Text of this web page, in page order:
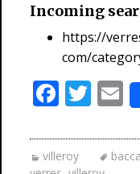
Incoming
https://
com/
F
ac
e
T
w
itt
E
villeroy